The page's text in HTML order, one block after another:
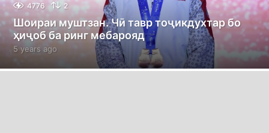
4776 2
Шоираи муштзан. Чӣ тавр тоҷикдухтар бо
ҳиҷоб ба ринг мебарояд
5 years ago
e